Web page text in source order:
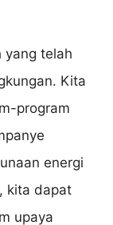
yang telah
Kita
program
energi
kita dapat
upaya